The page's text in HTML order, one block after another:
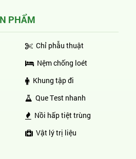
PHẨM
Chỉ phẫu thuật
Nệm chống loét
Khung tập đi
Que Test nhanh
Nồi hấp tiệt trùng
Vật lý trị liệu